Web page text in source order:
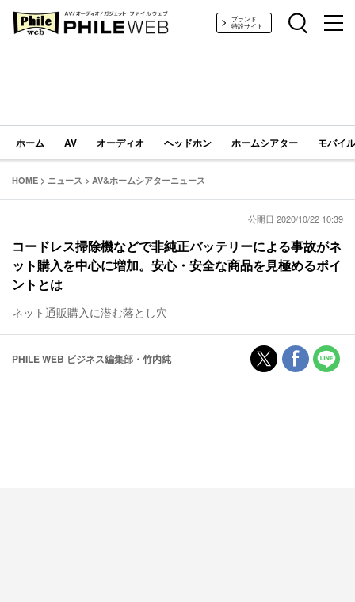
PHILE WEB｜AV/オーディオ/ガジェットブランド
特設サイト
ホーム AV オーディオ ヘッドホン ホームシアター モバイ
HOME > ニュース > AV&ホームシアターニュース
公開日 2020/10/22 10:39
コードレス掃除機などで非純正バッテリーによる事故がネ
ット購入を中心に増加。安心・安全な商品を見極めるポイ
ントとは
ネット通販購入に潜む落とし穴
PHILE WEB ビジネス編集部・竹内純